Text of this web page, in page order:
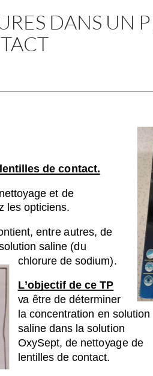
DANS UN